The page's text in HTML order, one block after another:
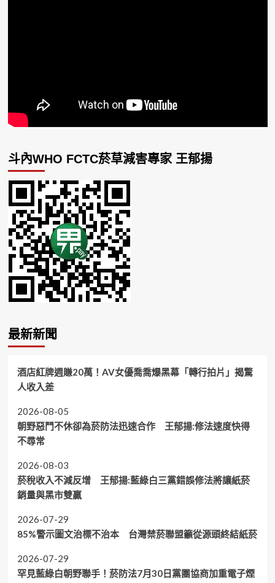
斗內WHO FCTC菸草減害專家 王郁揚
最新新聞
酒店紅牌週賺20萬！AV女優喬喬爆黑幕「轉行拍片」揭驚
人收入差
2026-08-05
朝野惡鬥不休卻為菸防法迅速合作 王郁揚:修法速度快得
不尋常
2026-08-03
菸稅收入不減反增 王郁揚:藍綠白三黨錯誤修法將讓紙菸
銷量與黑市雙贏
2026-07-29
85%警示圖文治標不治本 台灣禁菸聯盟籲從源頭終結紙菸
2026-07-29
罕見藍綠白朝野聯手！菸防法7月30日黨團協商加重電子煙